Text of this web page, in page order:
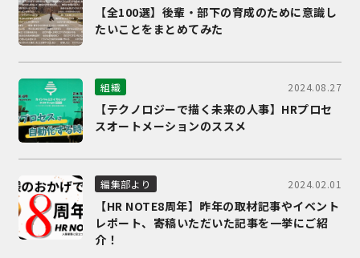
【全100選】後輩・部下の育成のために意識し
たいことをまとめてみた
組織 2024.08.27
【テクノロジーで描く未来の人事】HRプロセ
スオートメーションのススメ
編集部より 2024.02.01
【HR NOTE8周年】昨年の取材記事やイベント
レポート、寄稿いただいた記事を一挙にご紹
介！